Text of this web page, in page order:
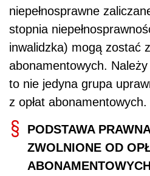
niepełnosprawne
stopnia
inwalidzka) mogą zostać
abonamentowych.
to nie jedyna grupa
z opłat abonamentowych.
PODSTAWA
ZWOLNIONE OD